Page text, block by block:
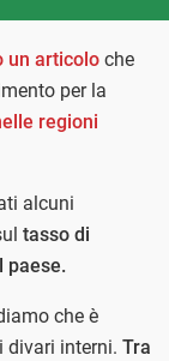
un articolo che
per la
regioni
alcuni
tasso di
paese.
che è
divari interni. Tra